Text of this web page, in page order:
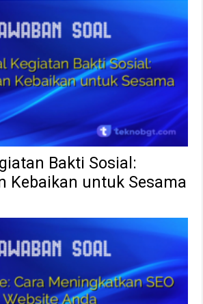
Bakti Sosial:
Kebaikan untuk Sesama